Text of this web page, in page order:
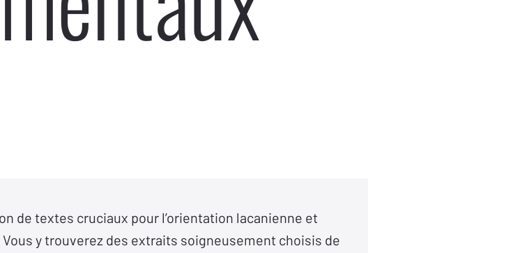
de textes cruciaux pour l’orientation lacanienne et
Vous y trouverez des extraits soigneusement choisis de